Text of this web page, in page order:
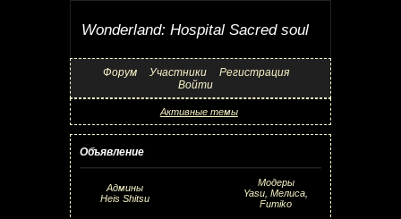
Wonderland: Hospital Sacred soul
Форум Участники
Регистрация
Войти
Активные темы
Объявление
Админы
Heis Shitsu
Модеры
Yasu, Мелиса,
Fumiko